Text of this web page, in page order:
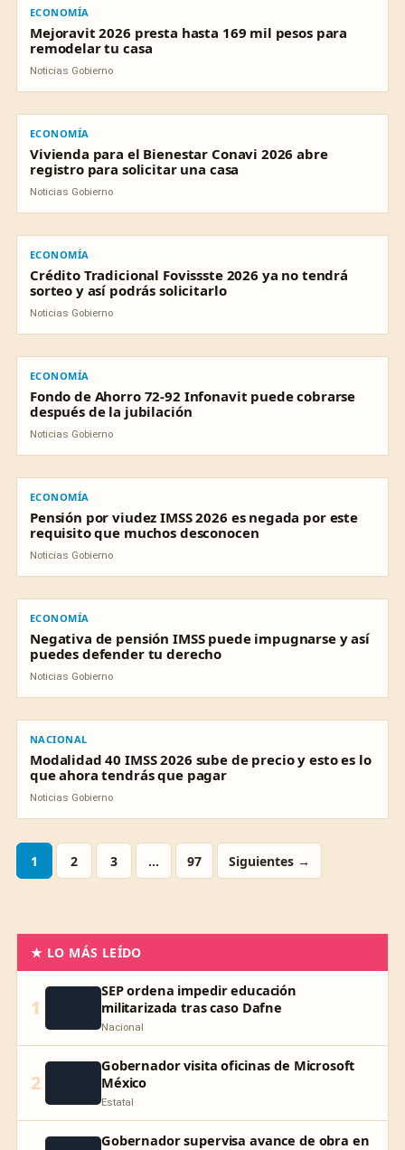
ECONOMÍA
Mejoravit 2026 presta hasta 169 mil pesos para
remodelar tu casa
Noticias Gobierno
ECONOMÍA
Vivienda para el Bienestar Conavi 2026 abre
registro para solicitar una casa
Noticias Gobierno
ECONOMÍA
Crédito Tradicional Fovissste 2026 ya no tendrá
sorteo y así podrás solicitarlo
Noticias Gobierno
ECONOMÍA
Fondo de Ahorro 72-92 Infonavit puede cobrarse
después de la jubilación
Noticias Gobierno
ECONOMÍA
Pensión por viudez IMSS 2026 es negada por este
requisito que muchos desconocen
Noticias Gobierno
ECONOMÍA
Negativa de pensión IMSS puede impugnarse y así
puedes defender tu derecho
Noticias Gobierno
NACIONAL
Modalidad 40 IMSS 2026 sube de precio y esto es lo
que ahora tendrás que pagar
Noticias Gobierno
1 2 3 … 97 Siguientes →
★ LO MÁS LEÍDO
1
SEP ordena impedir educación
militarizada tras caso Dafne
Nacional
2
Gobernador visita oficinas de Microsoft
México
Estatal
Gobernador supervisa avance de obra en